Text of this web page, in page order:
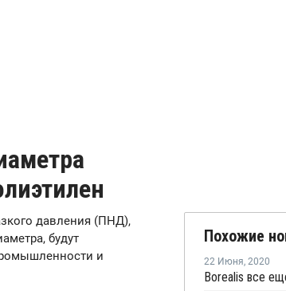
давления (ПНД),
будут
и
Похожие
22 Июня, 2020